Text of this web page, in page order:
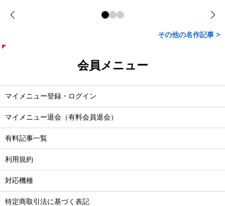
その他の名作記事 >
会員メニュー
マイメニュー登録・ログイン
マイメニュー退会（有料会員退会）
有料記事一覧
利用規約
対応機種
特定商取引法に基づく表記